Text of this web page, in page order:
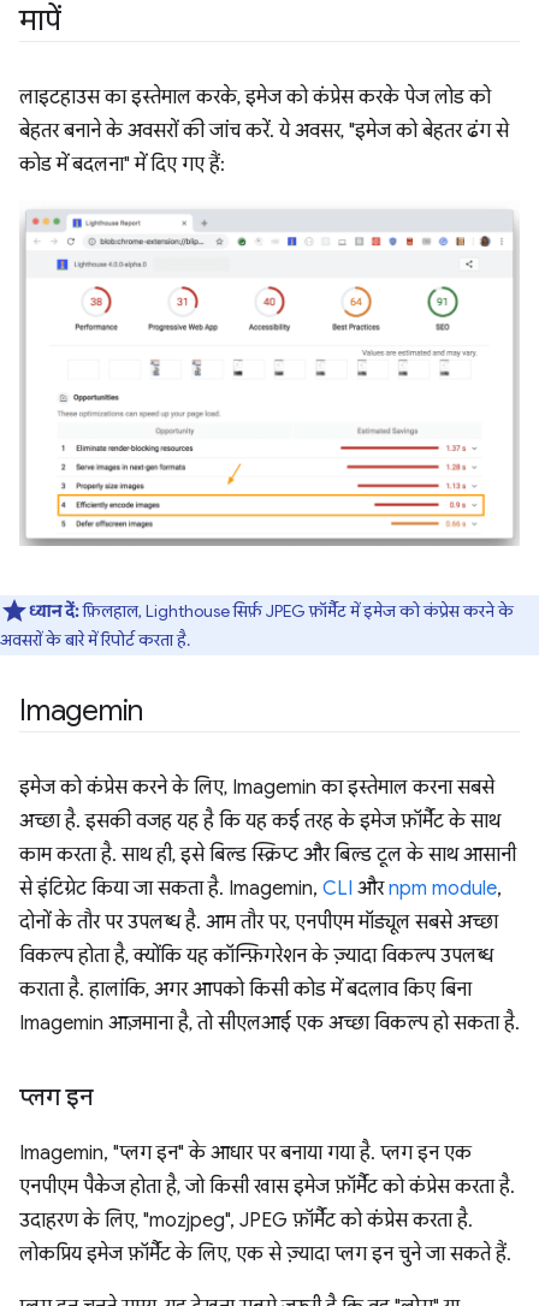
मापें
लाइटहाउस का इस्तेमाल करके, इमेज को कंप्रेस करके पेज लोड को
बेहतर बनाने के अवसरों की जांच करें. ये अवसर, "इमेज को बेहतर ढंग से
कोड में बदलना" में दिए गए हैं:
ध्यान दें:फ़िलहाल, Lighthouse सिर्फ़ JPEG फ़ॉर्मैट में इमेज को कंप्रेस करने के
अवसरों के बारे में रिपोर्ट करता है.
Imagemin
इमेज को कंप्रेस करने के लिए, Imagemin का इस्तेमाल करना सबसे
अच्छा है. इसकी वजह यह है कि यह कई तरह के इमेज फ़ॉर्मैट के साथ
काम करता है. साथ ही, इसे बिल्ड स्क्रिप्ट और बिल्ड टूल के साथ आसानी
से इंटिग्रेट किया जा सकता है. Imagemin, CLI औरnpm module,
दोनों के तौर पर उपलब्ध है. आम तौर पर, एनपीएम मॉड्यूल सबसे अच्छा
विकल्प होता है, क्योंकि यह कॉन्फ़िगरेशन के ज़्यादा विकल्प उपलब्ध
कराता है. हालांकि, अगर आपको किसी कोड में बदलाव किए बिना
Imagemin आज़माना है, तो सीएलआई एक अच्छा विकल्प हो सकता है.
प्लग इन
Imagemin, "प्लग इन" के आधार पर बनाया गया है. प्लग इन एक
एनपीएम पैकेज होता है, जो किसी खास इमेज फ़ॉर्मैट को कंप्रेस करता है.
उदाहरण के लिए, "mozjpeg", JPEG फ़ॉर्मैट को कंप्रेस करता है.
लोकप्रिय इमेज फ़ॉर्मैट के लिए, एक से ज़्यादा प्लग इन चुने जा सकते हैं.